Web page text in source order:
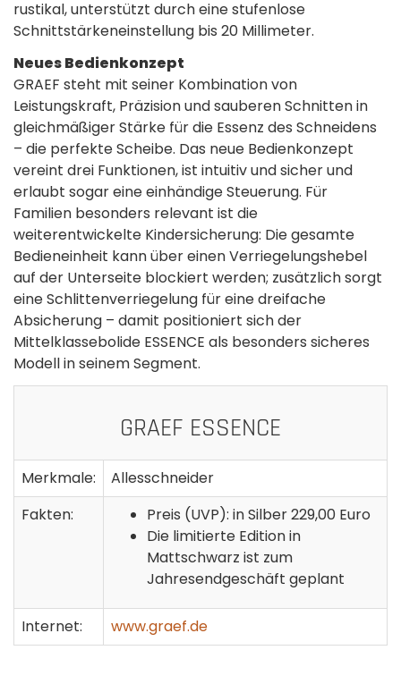
rustikal, unterstützt durch eine stufenlose
Schnittstärkeneinstellung bis 20 Millimeter.
Neues Bedienkonzept
GRAEF steht mit seiner Kombination von
Leistungskraft, Präzision und sauberen Schnitten in
gleichmäßiger Stärke für die Essenz des Schneidens
– die perfekte Scheibe. Das neue Bedienkonzept
vereint drei Funktionen, ist intuitiv und sicher und
erlaubt sogar eine einhändige Steuerung. Für
Familien besonders relevant ist die
weiterentwickelte Kindersicherung: Die gesamte
Bedieneinheit kann über einen Verriegelungshebel
auf der Unterseite blockiert werden; zusätzlich sorgt
eine Schlittenverriegelung für eine dreifache
Absicherung – damit positioniert sich der
Mittelklassebolide ESSENCE als besonders sicheres
Modell in seinem Segment.
GRAEF ESSENCE
Merkmale:
Allesschneider
Fakten:
Preis (UVP): in Silber 229,00 Euro
Die limitierte Edition in
Mattschwarz ist zum
Jahresendgeschäft geplant
Internet: www.graef.de